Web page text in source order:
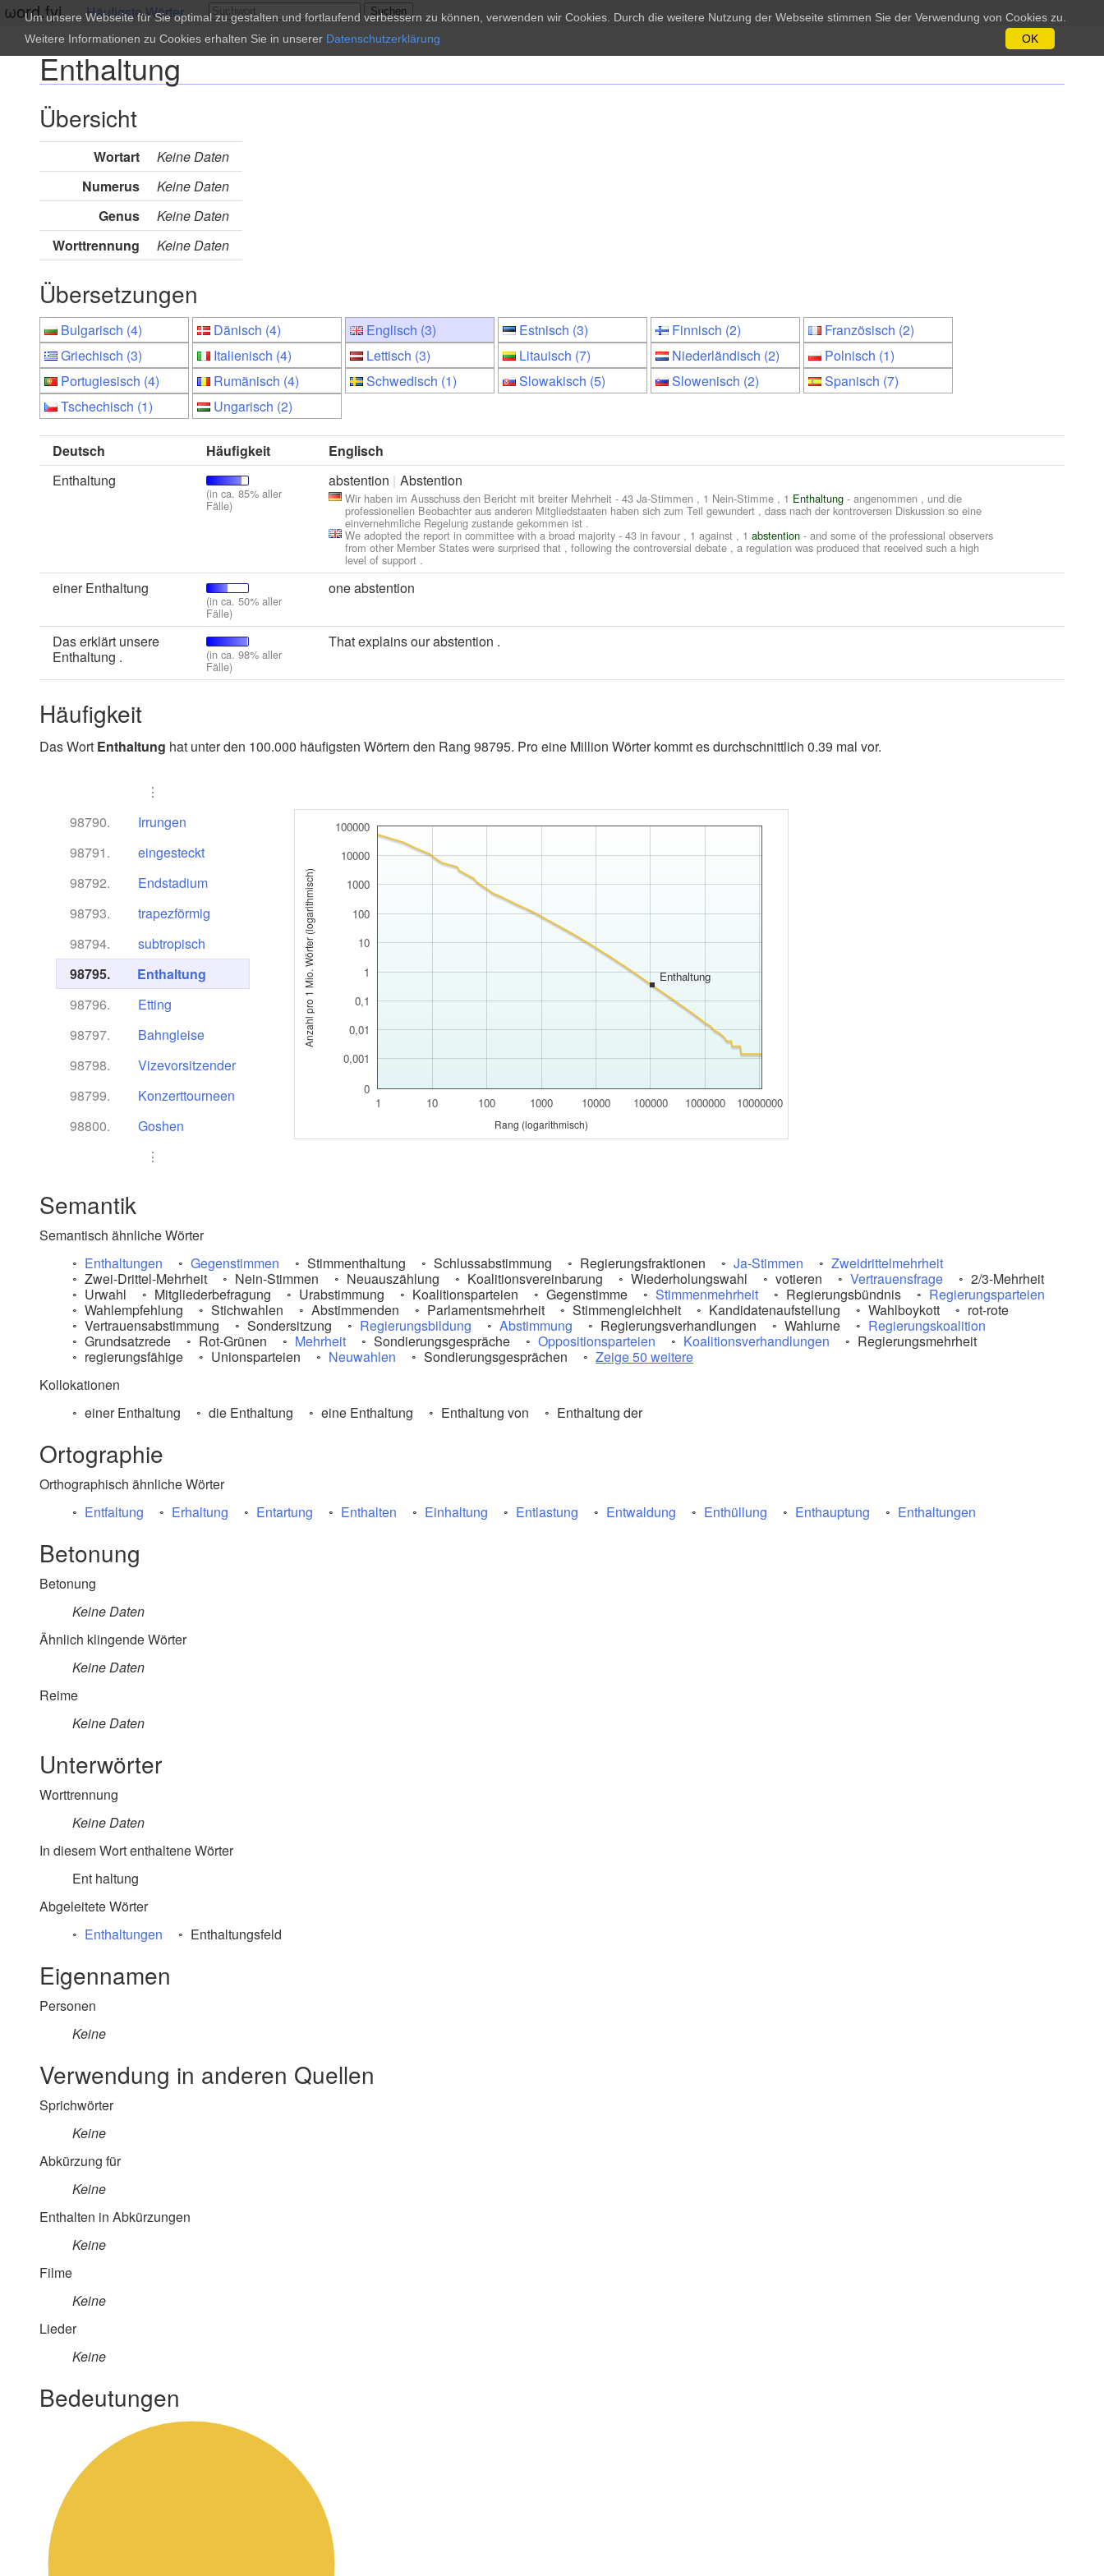
ωord.fyi Häufigste Wörter
Enthaltung
Übersicht
Wortart
Keine Daten
Numerus
Keine Daten
Genus
Keine Daten
Worttrennung
Keine Daten
Übersetzungen
Bulgarisch (4) Dänisch (4) Englisch (3) Estnisch (3) Finnisch (2)
Französisch (2)
Griechisch (3)
Italienisch (4) Lettisch (3) Litauisch (7) Niederländisch (2)
Polnisch (1)
Portugiesisch (4)
Rumänisch (4) Schwedisch (1) Slowakisch (5) Slowenisch (2)
Spanisch (7)
Tschechisch (1)
Ungarisch (2)
Deutsch Häufigkeit
Englisch
Enthaltung
(in ca. 85% aller
Fälle)
abstention Abstention
Wir haben im Ausschuss den Bericht mit breiter Mehrheit - 43 Ja-Stimmen , 1 Nein-Stimme , 1 Enthaltung - angenommen , und die
professionellen Beobachter aus anderen Mitgliedstaaten haben sich zum Teil gewundert , dass nach der kontroversen Diskussion so eine
einvernehmliche Regelung zustande gekommen ist .
We adopted the report in committee with a broad majority - 43 in favour , 1 against , 1 abstention - and some of the professional observers
from other Member States were surprised that , following the controversial debate , a regulation was produced that received such a high
level of support .
einer Enthaltung
(in ca. 50% aller
Fälle)
one abstention
Das erklärt unsere
Enthaltung .
(in ca. 98% aller
Fälle)
That explains our abstention .
Häufigkeit
Das Wort Enthaltung hat unter den 100.000 häufigsten Wörtern den Rang 98795. Pro eine Million Wörter kommt es durchschnittlich 0.39 mal vor.
⋮
98790.
Irrungen
98791.
eingesteckt
98792.
Endstadium
98793.
trapezförmig
98794.
subtropisch
98795.
Enthaltung
98796.
Etting
98797.
Bahngleise
98798.
Vizevorsitzender
98799.
Konzerttourneen
98800.
Goshen
⋮
1 10 100 1000 10000 100000 1000000 10000000
0
1
10
100
1000
10000
100000
0,001
0,01
0,1
Enthaltung
Rang (logarithmisch)
Anzahl pro 1 Mio. Wörter (logarithmisch)
Semantik
Semantisch ähnliche Wörter
Enthaltungen
Gegenstimmen Stimmenthaltung Schlussabstimmung Regierungsfraktionen Ja-Stimmen
Zweidrittelmehrheit
Zwei-Drittel-Mehrheit
Nein-Stimmen Neuauszählung Koalitionsvereinbarung Wiederholungswahl votieren Vertrauensfrage
2/3-Mehrheit
Urwahl
Mitgliederbefragung Urabstimmung Koalitionsparteien Gegenstimme Stimmenmehrheit Regierungsbündnis
Regierungsparteien
Wahlempfehlung
Stichwahlen Abstimmenden Parlamentsmehrheit Stimmengleichheit Kandidatenaufstellung Wahlboykott
rot-rote
Vertrauensabstimmung
Sondersitzung Regierungsbildung Abstimmung Regierungsverhandlungen Wahlurne
Regierungskoalition
Grundsatzrede
Rot-Grünen Mehrheit Sondierungsgespräche Oppositionsparteien Koalitionsverhandlungen
Regierungsmehrheit
regierungsfähige
Unionsparteien Neuwahlen Sondierungsgesprächen
Zeige 50 weitere
Kollokationen
einer Enthaltung
die Enthaltung eine Enthaltung Enthaltung von Enthaltung der
Ortographie
Orthographisch ähnliche Wörter
Entfaltung
Erhaltung Entartung Enthalten Einhaltung Entlastung Entwaldung Enthüllung Enthauptung Enthaltungen
Betonung
Betonung
Keine Daten
Ähnlich klingende Wörter
Keine Daten
Reime
Keine Daten
Unterwörter
Worttrennung
Keine Daten
In diesem Wort enthaltene Wörter
Ent haltung
Abgeleitete Wörter
Enthaltungen
Enthaltungsfeld
Eigennamen
Personen
Keine
Verwendung in anderen Quellen
Sprichwörter
Keine
Abkürzung für
Keine
Enthalten in Abkürzungen
Keine
Filme
Keine
Lieder
Keine
Bedeutungen
Um unsere Webseite für Sie optimal zu gestalten und fortlaufend verbessern zu können, verwenden wir Cookies. Durch die weitere Nutzung der Webseite stimmen Sie der Verwendung von Cookies zu.
Weitere Informationen zu Cookies erhalten Sie in unserer Datenschutzerklärung OK